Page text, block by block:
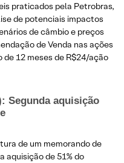
praticados pela Petrobras,
de potenciais impactos
de câmbio e preços
de Venda nas ações
12 meses de R$24/ação
Segunda aquisição
de um memorando de
aquisição de 51% do